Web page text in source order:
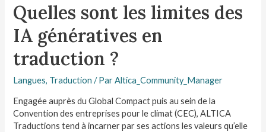
Quelles sont les limites des
IA génératives en
traduction ?
Langues, Traduction / ParAltica_Community_Manager
Engagée auprès du Global Compact puis au sein de la
Convention des entreprises pour le climat (CEC), ALTICA
Traductions tend à incarner par ses actions les valeurs qu’elle